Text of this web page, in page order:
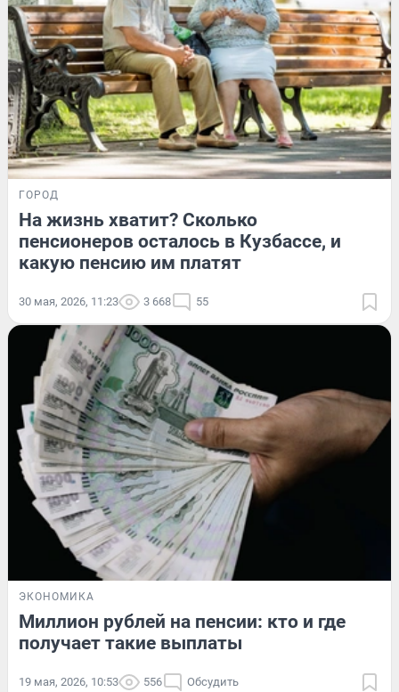
ГОРОД
На жизнь хватит? Сколько
пенсионеров осталось в Кузбассе, и
какую пенсию им платят
30 мая, 2026, 11:23 3 668 55
ЭКОНОМИКА
Миллион рублей на пенсии: кто и где
получает такие выплаты
19 мая, 2026, 10:53 556 Обсудить